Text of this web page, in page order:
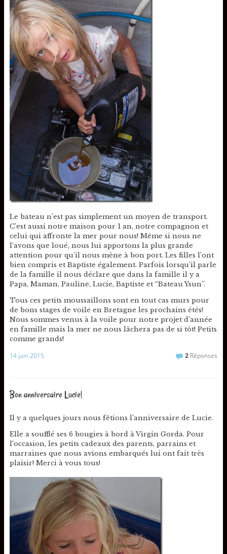
Le bateau n’est pas simplement un moyen de transport.
C’est aussi notre maison pour 1 an, notre compagnon et
celui qui affronte la mer pour nous! Même si nous ne
l’avons que loué, nous lui apportons la plus grande
attention pour qu’il nous mène à bon port. Les filles l’ont
bien compris et Baptiste également. Parfois lorsqu’il parle
de la famille il nous déclare que dans la famille il y a
Papa, Maman, Pauline, Lucie, Baptiste et “Bateau Ysun”.
Tous ces petits moussaillons sont en tout cas murs pour
de bons stages de voile en Bretagne les prochains étés!
Nous sommes venus à la voile pour notre projet d’année
en famille mais la mer ne nous lâchera pas de si tôt! Petits
comme grands!
14 juin 2015
2 Réponses
Bon anniversaire Lucie!
Il y a quelques jours nous fêtions l’anniversaire de Lucie.
Elle a soufflé ses 6 bougies à bord à Virgin Gorda. Pour
l’occasion, les petits cadeaux des parents, parrains et
marraines que nous avions embarqués lui ont fait très
plaisir! Merci à vous tous!